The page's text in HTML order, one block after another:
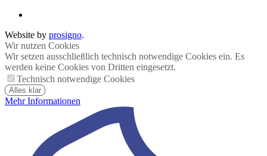
Website by prosigno.
Wir nutzen Cookies
Wir setzen ausschließlich technisch notwendige Cookies ein. Es
werden keine Cookies von Dritten eingesetzt.
Technisch notwendige Cookies
Alles klar
Mehr Informationen